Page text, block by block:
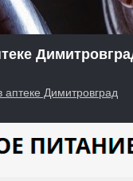
Димитровград